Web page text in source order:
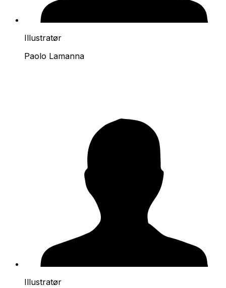
Illustratør
Paolo Lamanna
Illustratør